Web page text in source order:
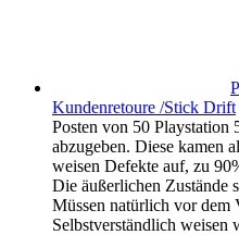
Kundenretoure /Stick Drift
Posten von 50
abzugeben. Diese kamen
weisen Defekte auf, zu
Die äußerlichen Zustände
Müssen natürlich vor dem
Selbstverständlich weisen